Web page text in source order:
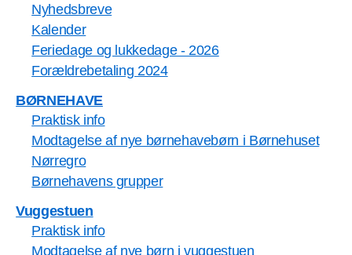
Nyhedsbreve
Kalender
Feriedage og lukkedage - 2026
Forældrebetaling 2024
BØRNEHAVE
Praktisk info
Modtagelse af nye børnehavebørn i Børnehuset
Nørregro
Børnehavens grupper
Vuggestuen
Praktisk info
Modtagelse af nye børn i vuggestuen